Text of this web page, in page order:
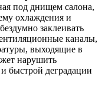
под днищем салона,
охлаждения и
заклеивать
каналы,
выходящие в
нарушить
быстрой деградации